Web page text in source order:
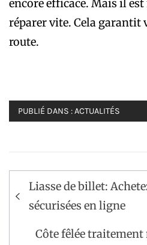
encore efficace. Mais il
réparer vite. Cela garantit
route.
PUBLIÉ DANS :ACTUALITÉS
Navigation
de
Liasse de billet:
sécurisées en ligne
Côte fêlée traitement